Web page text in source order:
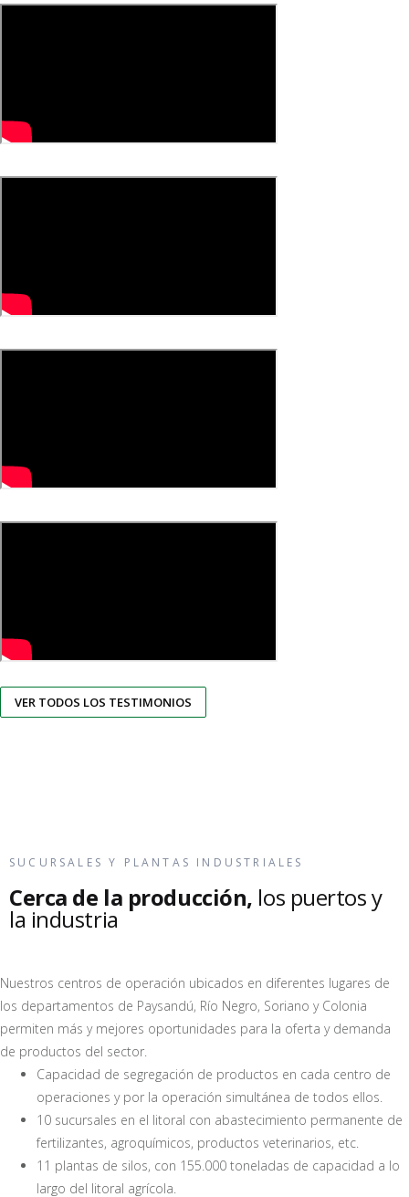
VER TODOS LOS TESTIMONIOS
SUCURSALES Y PLANTAS INDUSTRIALES
Cerca de la producción, los puertos y
la industria
Nuestros centros de operación ubicados en diferentes lugares de
los departamentos de Paysandú, Río Negro, Soriano y Colonia
permiten más y mejores oportunidades para la oferta y demanda
de productos del sector.
Capacidad de segregación de productos en cada centro de
operaciones y por la operación simultánea de todos ellos.
10 sucursales en el litoral con abastecimiento permanente de
fertilizantes, agroquímicos, productos veterinarios, etc.
11 plantas de silos, con 155.000 toneladas de capacidad a lo
largo del litoral agrícola.